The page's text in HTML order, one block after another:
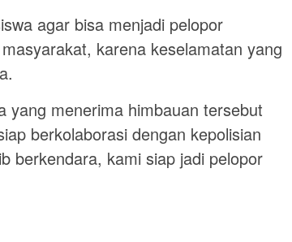
agar bisa menjadi pelopor
karena keselamatan yang
yang menerima himbauan tersebut
berkolaborasi dengan kepolisian
berkendara, kami siap jadi pelopor